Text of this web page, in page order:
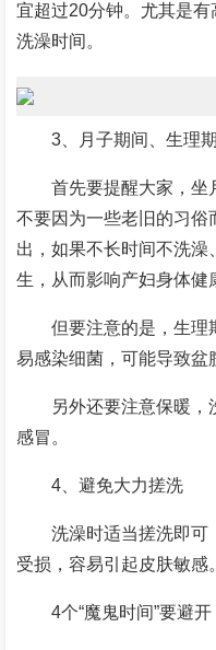
宜超过20分钟。尤其是
洗澡时间。
3、月子期间、生理
首先要提醒大家，坐
不要因为一些老旧的习
出，如果不长时间不洗
生，从而影响产妇身体健
但要注意的是，生理
易感染细菌，可能导致盆
另外还要注意保暖
感冒。
4、避免大力搓洗
洗澡时适当搓洗即可
受损，容易引起皮肤敏感。
4个“魔鬼时间”要避开